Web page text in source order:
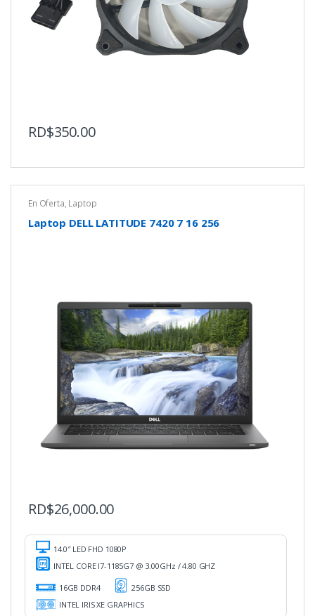
RD$350.00
En Oferta, Laptop
Laptop DELL LATITUDE 7420 7 16 256
RD$26,000.00
14.0″ LED FHD 1080P
INTEL CORE I7-1185G7 @ 3.00GHz / 4.80 GHZ
16GB DDR4
256GB SSD
INTEL IRIS XE GRAPHICS